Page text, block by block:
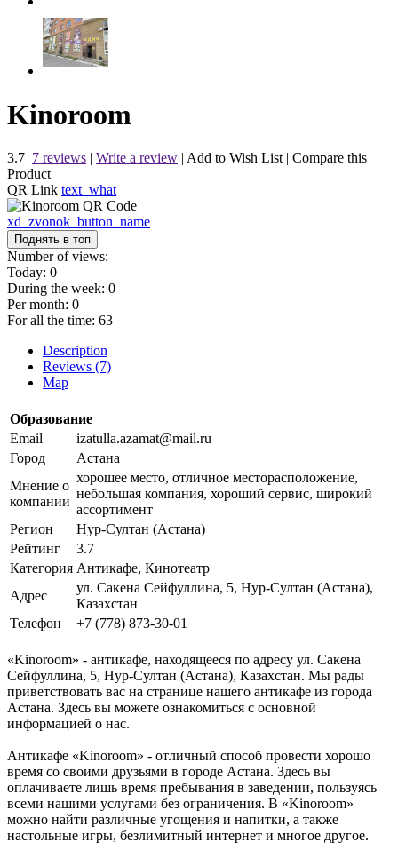
Kinoroom
3.7 7 reviews | Write a review | Add to Wish List | Compare this
Product
QR Link text_what
xd_zvonok_button_name
Поднять в топ
Number of views:
Today: 0
During the week: 0
Per month: 0
For all the time: 63
Description
Reviews (7)
Map
Образование
Email
izatulla.azamat@mail.ru
Город
Астана
Мнение о
компании
хорошее место, отличное месторасположение,
небольшая компания, хороший сервис, широкий
ассортимент
Регион
Нур-Султан (Астана)
Рейтинг
3.7
Категория Антикафе, Кинотеатр
Адрес
ул. Сакена Сейфуллина, 5, Нур-Султан (Астана),
Казахстан
Телефон
+7 (778) 873-30-01
«Kinoroom» - антикафе, находящееся по адресу ул. Сакена
Сейфуллина, 5, Нур-Султан (Астана), Казахстан. Мы рады
приветствовать вас на странице нашего антикафе из города
Астана. Здесь вы можете ознакомиться с основной
информацией о нас.
Антикафе «Kinoroom» - отличный способ провести хорошо
время со своими друзьями в городе Астана. Здесь вы
оплачиваете лишь время пребывания в заведении, пользуясь
всеми нашими услугами без ограничения. В «Kinoroom»
можно найти различные угощения и напитки, а также
настольные игры, безлимитный интернет и многое другое.